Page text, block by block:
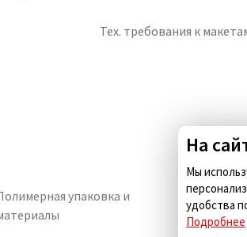
Тех. требования к
упаковка и
На
Мы
удобства
Подробнее